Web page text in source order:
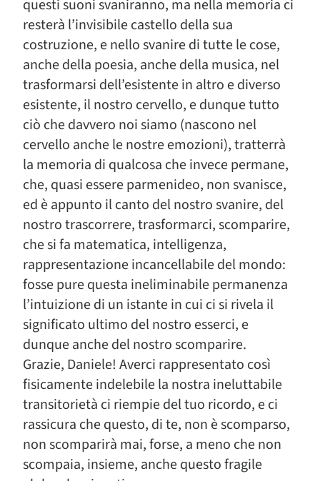
questi suoni svaniranno, ma nella memoria ci
resterà l’invisibile castello della sua
costruzione, e nello svanire di tutte le cose,
anche della poesia, anche della musica, nel
trasformarsi dell’esistente in altro e diverso
esistente, il nostro cervello, e dunque tutto
ciò che davvero noi siamo (nascono nel
cervello anche le nostre emozioni), tratterrà
la memoria di qualcosa che invece permane,
che, quasi essere parmenideo, non svanisce,
ed è appunto il canto del nostro svanire, del
nostro trascorrere, trasformarci, scomparire,
che si fa matematica, intelligenza,
rappresentazione incancellabile del mondo:
fosse pure questa ineliminabile permanenza
l’intuizione di un istante in cui ci si rivela il
significato ultimo del nostro esserci, e
dunque anche del nostro scomparire.
Grazie, Daniele! Averci rappresentato così
fisicamente indelebile la nostra ineluttabile
transitorietà ci riempie del tuo ricordo, e ci
rassicura che questo, di te, non è scomparso,
non scomparirà mai, forse, a meno che non
scompaia, insieme, anche questo fragile